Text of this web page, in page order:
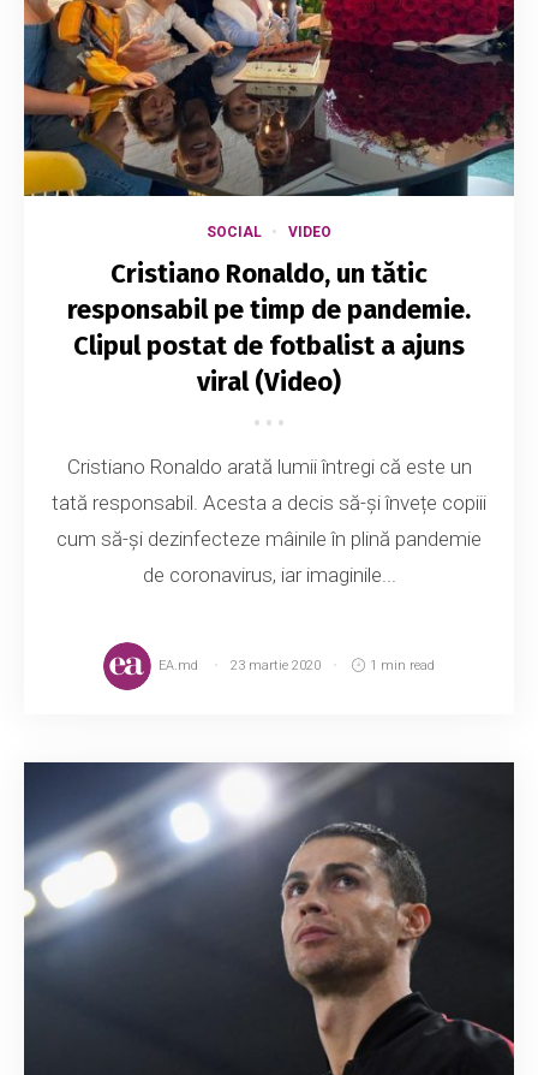
SOCIAL VIDEO
Cristiano Ronaldo, un tătic
responsabil pe timp de pandemie.
Clipul postat de fotbalist a ajuns
viral (Video)
Cristiano Ronaldo arată lumii întregi că este un
tată responsabil. Acesta a decis să-și învețe copiii
cum să-și dezinfecteze mâinile în plină pandemie
de coronavirus, iar imaginile...
EA.md 23 martie 2020 1 min read